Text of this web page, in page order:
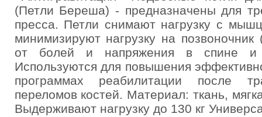
(Петли Береша) - предназначены для
пресса. Петли снимают нагрузку с
минимизируют нагрузку на позвоночник
от болей и напряжения в спине и
Используются для повышения
программах реабилитации после
переломов костей. Материал: ткань,
Выдерживают нагрузку до 130 кг